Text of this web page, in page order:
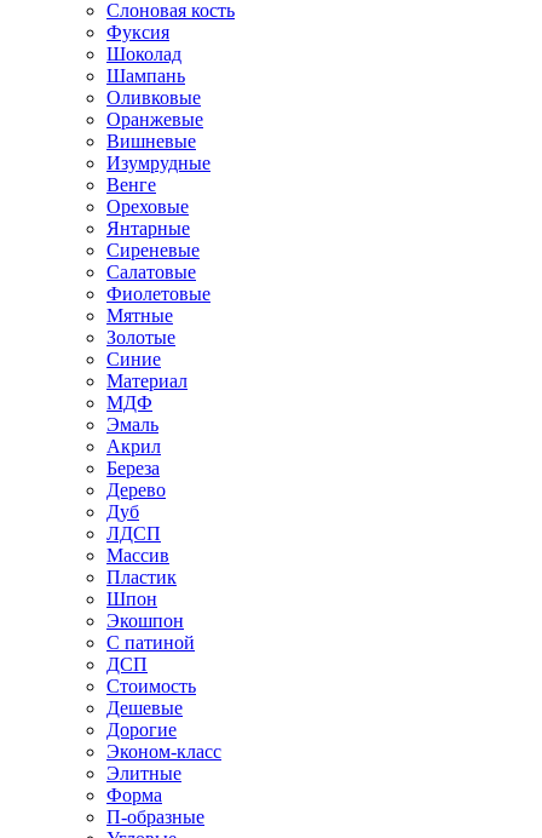
Слоновая кость
Фуксия
Шоколад
Шампань
Оливковые
Оранжевые
Вишневые
Изумрудные
Венге
Ореховые
Янтарные
Сиреневые
Салатовые
Фиолетовые
Мятные
Золотые
Синие
Материал
МДФ
Эмаль
Акрил
Береза
Дерево
Дуб
ЛДСП
Массив
Пластик
Шпон
Экошпон
С патиной
ДСП
Стоимость
Дешевые
Дорогие
Эконом-класс
Элитные
Форма
П-образные